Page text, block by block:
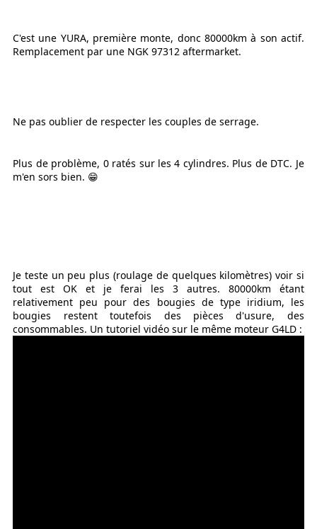
C'est une YURA, première monte, donc 80000km à son actif.
Remplacement par une NGK 97312 aftermarket.
Ne pas oublier de respecter les couples de serrage.
Plus de problème, 0 ratés sur les 4 cylindres. Plus de DTC. Je
m'en sors bien. 😁
Je teste un peu plus (roulage de quelques kilomètres) voir si
tout est OK et je ferai les 3 autres. 80000km étant
relativement peu pour des bougies de type iridium, les
bougies restent toutefois des pièces d'usure, des
consommables. Un tutoriel vidéo sur le même moteur G4LD :